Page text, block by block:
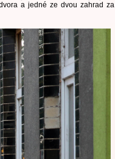
a jedné ze dvou zahrad za